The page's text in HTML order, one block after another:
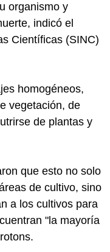
organismo y
indicó el
Científicas (SINC)
homogéneos,
vegetación, de
de plantas y
que esto no solo
de cultivo, sino
a los cultivos para
"la mayoría